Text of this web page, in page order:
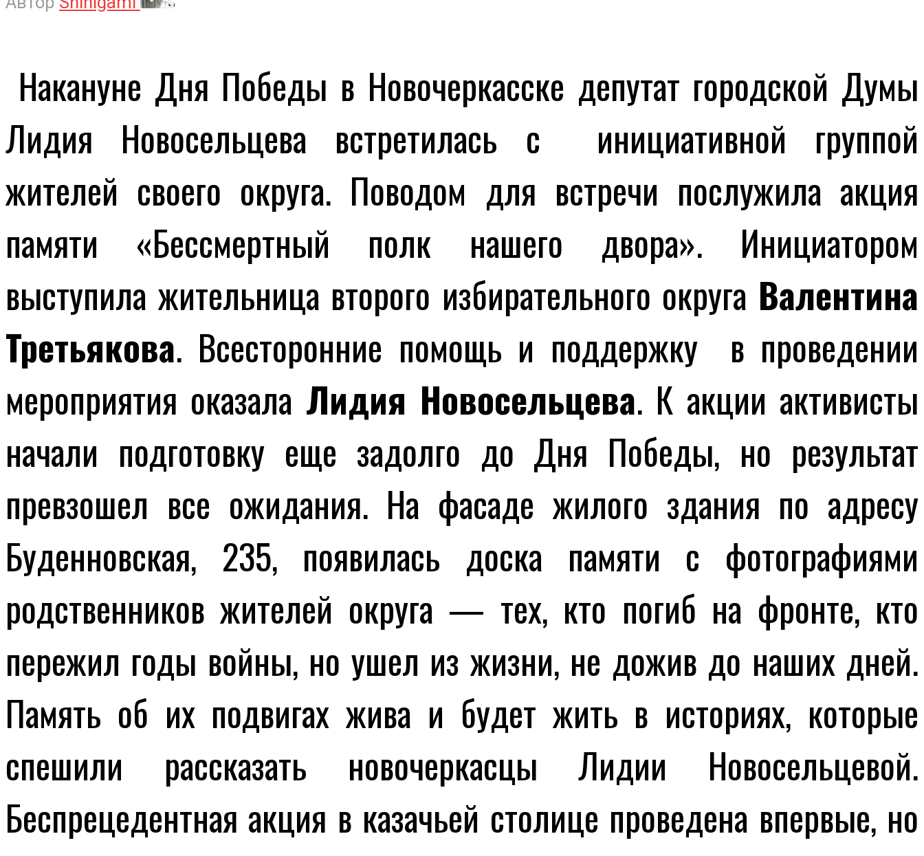
Накануне Дня Победы в Новочеркасске депутат городской Думы
Лидия Новосельцева встретилась с инициативной группой
жителей своего округа. Поводом для встречи послужила акция
памяти «Бессмертный полк нашего двора». Инициатором
выступила жительница второго избирательного округа Валентина
Третьякова. Всесторонние помощь и поддержку в проведении
мероприятия оказала Лидия Новосельцева. К акции активисты
начали подготовку еще задолго до Дня Победы, но результат
превзошел все ожидания. На фасаде жилого здания по адресу
Буденновская, 235, появилась доска памяти с фотографиями
родственников жителей округа — тех, кто погиб на фронте, кто
пережил годы войны, но ушел из жизни, не дожив до наших дней.
Память об их подвигах жива и будет жить в историях, которые
спешили рассказать новочеркасцы Лидии Новосельцевой.
Беспрецедентная акция в казачьей столице проведена впервые, но